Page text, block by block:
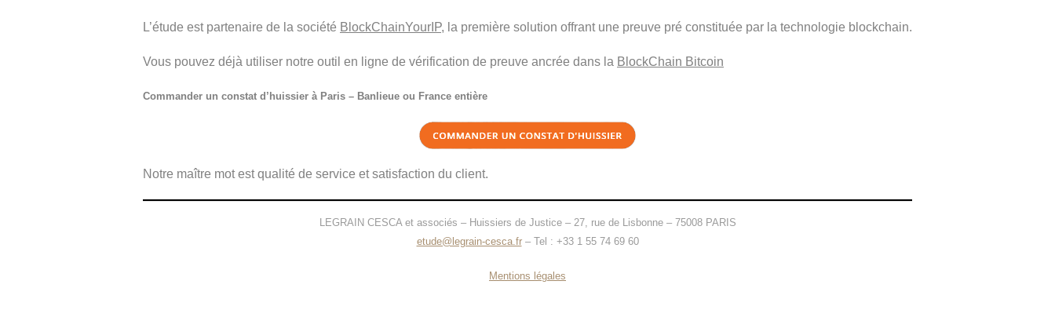
L’étude est partenaire de la société BlockChainYourIP, la première solution offrant une preuve pré constituée par la technologie blockchain.
Vous pouvez déjà utiliser notre outil en ligne de vérification de preuve ancrée dans la BlockChain Bitcoin
Commander un constat d’huissier à Paris – Banlieue ou France entière
Notre maître mot est qualité de service et satisfaction du client.
LEGRAIN CESCA et associés – Huissiers de Justice – 27, rue de Lisbonne – 75008 PARIS
etude@legrain-cesca.fr– Tel : +33 1 55 74 69 60
Mentions légales